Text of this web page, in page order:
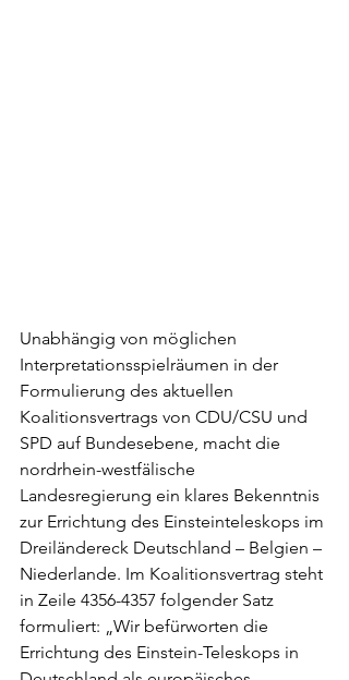
Unabhängig von möglichen
Interpretationsspielräumen in der
Formulierung des aktuellen
Koalitionsvertrags von CDU/CSU und
SPD auf Bundesebene, macht die
nordrhein-westfälische
Landesregierung ein klares Bekenntnis
zur Errichtung des Einsteinteleskops im
Dreiländereck Deutschland – Belgien –
Niederlande. Im Koalitionsvertrag steht
in Zeile 4356-4357 folgender Satz
formuliert: „Wir befürworten die
Errichtung des Einstein-Teleskops in